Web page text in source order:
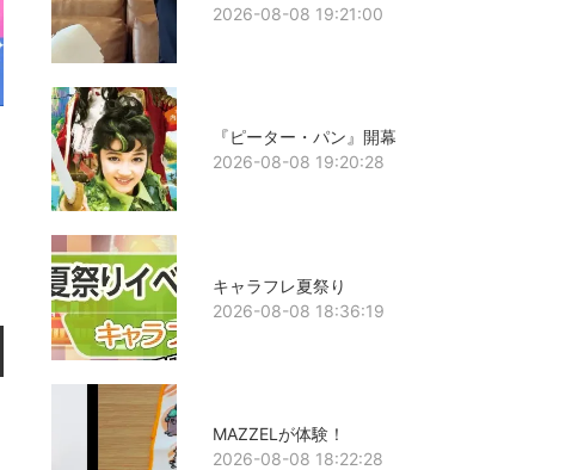
2026-08-08 19:21:00
『ピーター・パン』開幕
2026-08-08 19:20:28
キャラフレ夏祭り
2026-08-08 18:36:19
MAZZELが体験！
2026-08-08 18:22:28